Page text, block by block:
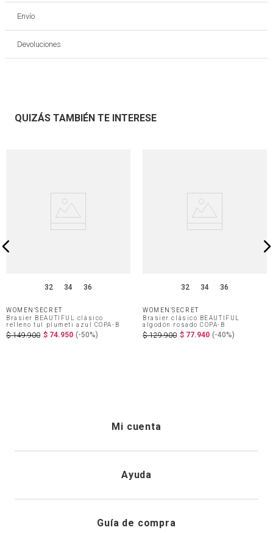
Envío
Devoluciones
QUIZÁS TAMBIÉN TE INTERESE
32 34 36
WOMEN'SECRET
Brasier BEAUTIFUL clásico
relleno tul plumeti azul COPA-B
$ 149.900 $ 74.950 (-50%)
32 34 36
WOMEN'SECRET
Brasier clásico BEAUTIFUL
algodón rosado COPA-B
$ 129.900 $ 77.940 (-40%)
Mi cuenta
Registrarme
Ayuda
Guía de compra